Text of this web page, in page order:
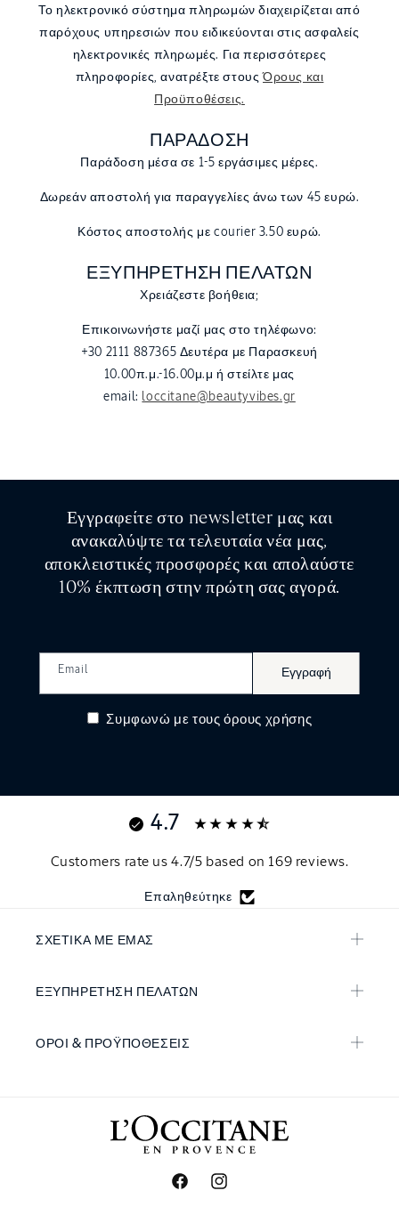
Το ηλεκτρονικό σύστημα πληρωμών διαχειρίζεται από
παρόχους υπηρεσιών που ειδικεύονται στις ασφαλείς
ηλεκτρονικές πληρωμές. Για περισσότερες
πληροφορίες, ανατρέξτε στουςΌρους και
Προϋποθέσεις.
ΠΑΡΑΔΟΣΗ
Παράδοση μέσα σε 1-5 εργάσιμες μέρες.
Δωρεάν αποστολή για παραγγελίες άνω των 45 ευρώ.
Κόστος αποστολής με courier 3.50 ευρώ.
ΕΞΥΠΗΡΕΤΗΣΗ ΠΕΛΑΤΩΝ
Χρειάζεστε βοήθεια;
Επικοινωνήστε μαζί μας στο τηλέφωνο:
+30 2111 887365 Δευτέρα με Παρασκευή
10.00π.μ.-16.00μ.μ ή στείλτε μας
email: loccitane@beautyvibes.gr
Εγγραφείτε στο newsletter μας και
ανακαλύψτε τα τελευταία νέα μας,
αποκλειστικές προσφορές και απολαύστε
10% έκπτωση στην πρώτη σας αγορά.
Email Εγγραφή
Συμφωνώ με τους όρους χρήσης
4.7
Customers rate us 4.7/5 based on 169 reviews.
Επαληθεύτηκε
ΣΧΕΤΙΚΑ ΜΕ ΕΜΑΣ
ΕΞΥΠΗΡΕΤΗΣΗ ΠΕΛΑΤΩΝ
ΟΡΟΙ & ΠΡΟΫΠΟΘΕΣΕΙΣ
FacebookInstagram